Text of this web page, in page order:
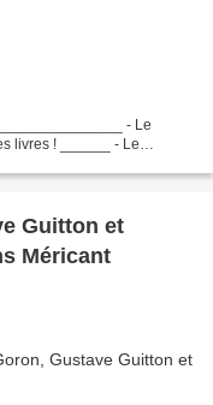
- Le
livres ! ______ - Le
Guitton et
Méricant